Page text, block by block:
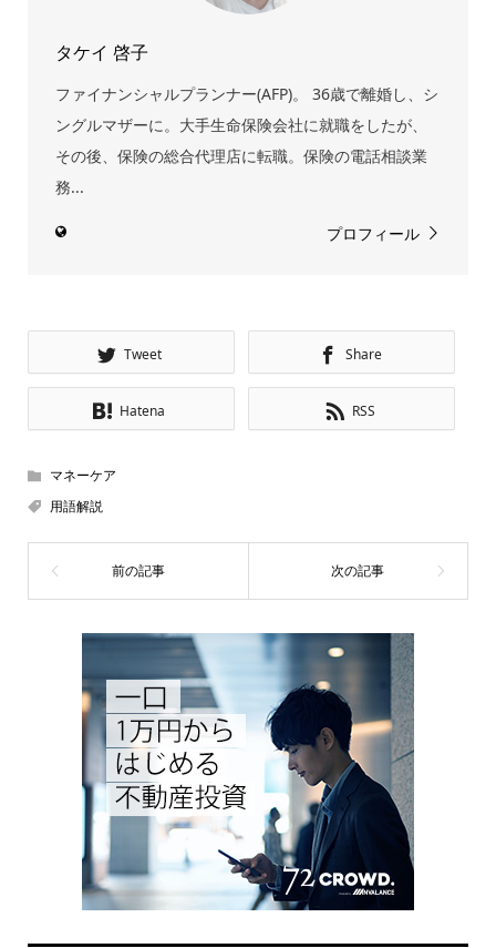
タケイ 啓子
ファイナンシャルプランナー(AFP)。 36歳で離婚し、シ
ングルマザーに。大手生命保険会社に就職をしたが、
その後、保険の総合代理店に転職。保険の電話相談業
務...
プロフィール
Tweet Share
Hatena RSS
マネーケア
用語解説